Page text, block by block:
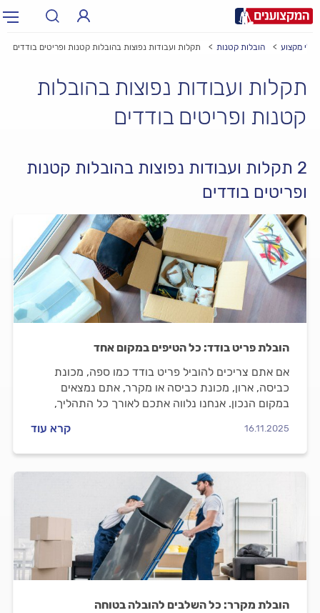
עיר
בעלי מקצוע הובלות קטנות תקלות ועבודות נפוצות בהובלות קטנות ופריטים בודדים
תקלות ועבודות נפוצות בהובלות
קטנות ופריטים בודדים
2 תקלות ועבודות נפוצות בהובלות קטנות
ופריטים בודדים
הובלת פריט בודד: כל הטיפים במקום אחד
אם אתם צריכים להוביל פריט בודד כמו ספה, מכונת
כביסה, ארון, מכונת כביסה או מקרר, אתם נמצאים
במקום הנכון. אנחנו נלווה אתכם לאורך כל התהליך,
להתנהל עם המוביל.
16.11.2025 קרא עוד
הובלת מקרר: כל השלבים להובלה בטוחה